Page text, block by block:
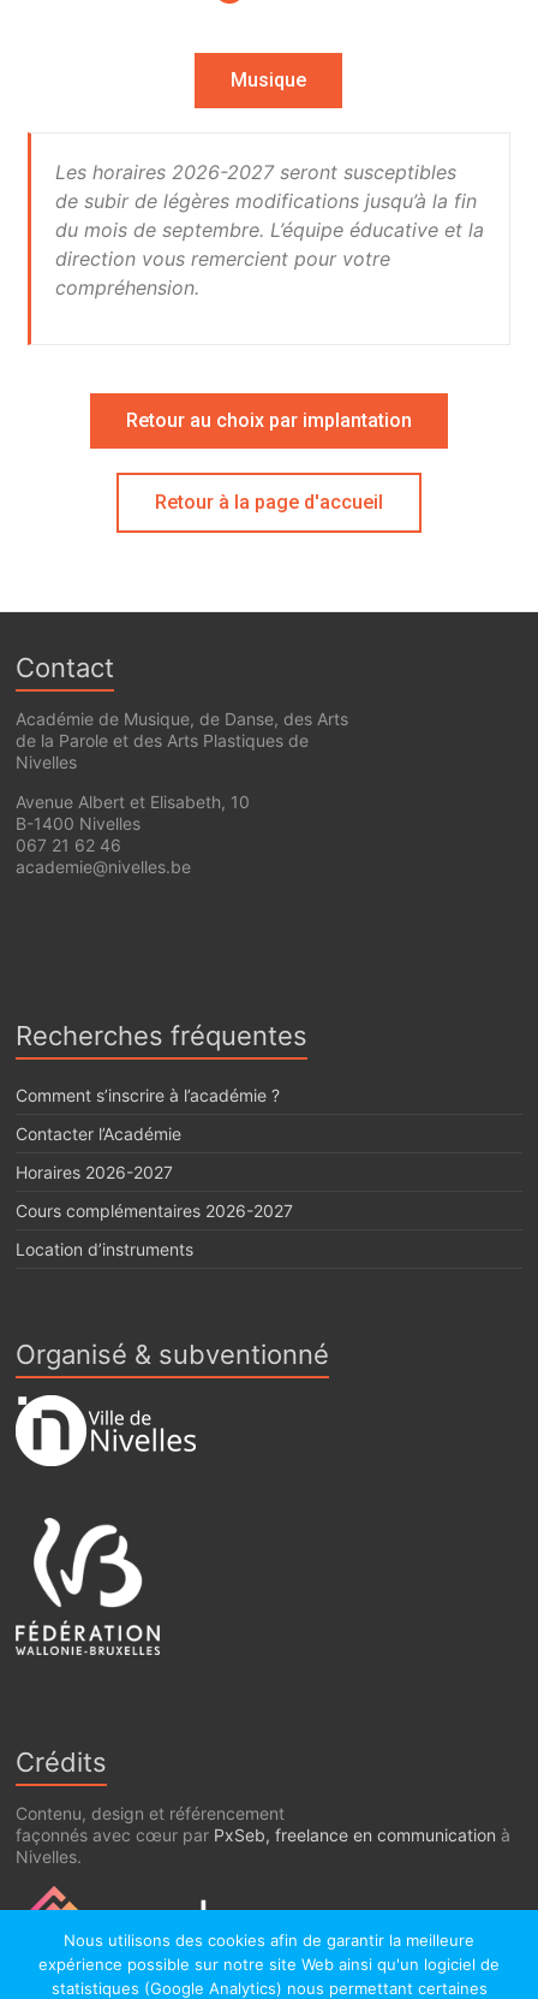
Musique
Les horaires 2026-2027 seront susceptibles
de subir de légères modifications jusqu’à la fin
du mois de septembre. L’équipe éducative et la
direction vous remercient pour votre
compréhension.
Retour au choix par implantation
Retour à la page d'accueil
Contact
Académie de Musique, de Danse, des Arts
de la Parole et des Arts Plastiques de
Nivelles
Avenue Albert et Elisabeth, 10
B-1400 Nivelles
067 21 62 46
academie@nivelles.be
Recherches fréquentes
Comment s’inscrire à l’académie ?
Contacter l’Académie
Horaires 2026-2027
Cours complémentaires 2026-2027
Location d’instruments
Organisé & subventionné
Crédits
Contenu, design et référencement
façonnés avec cœur par PxSeb, freelance en communication à
Nivelles.
Nous utilisons des cookies afin de garantir la meilleure
expérience possible sur notre site Web ainsi qu'un logiciel de
statistiques (Google Analytics) nous permettant certaines